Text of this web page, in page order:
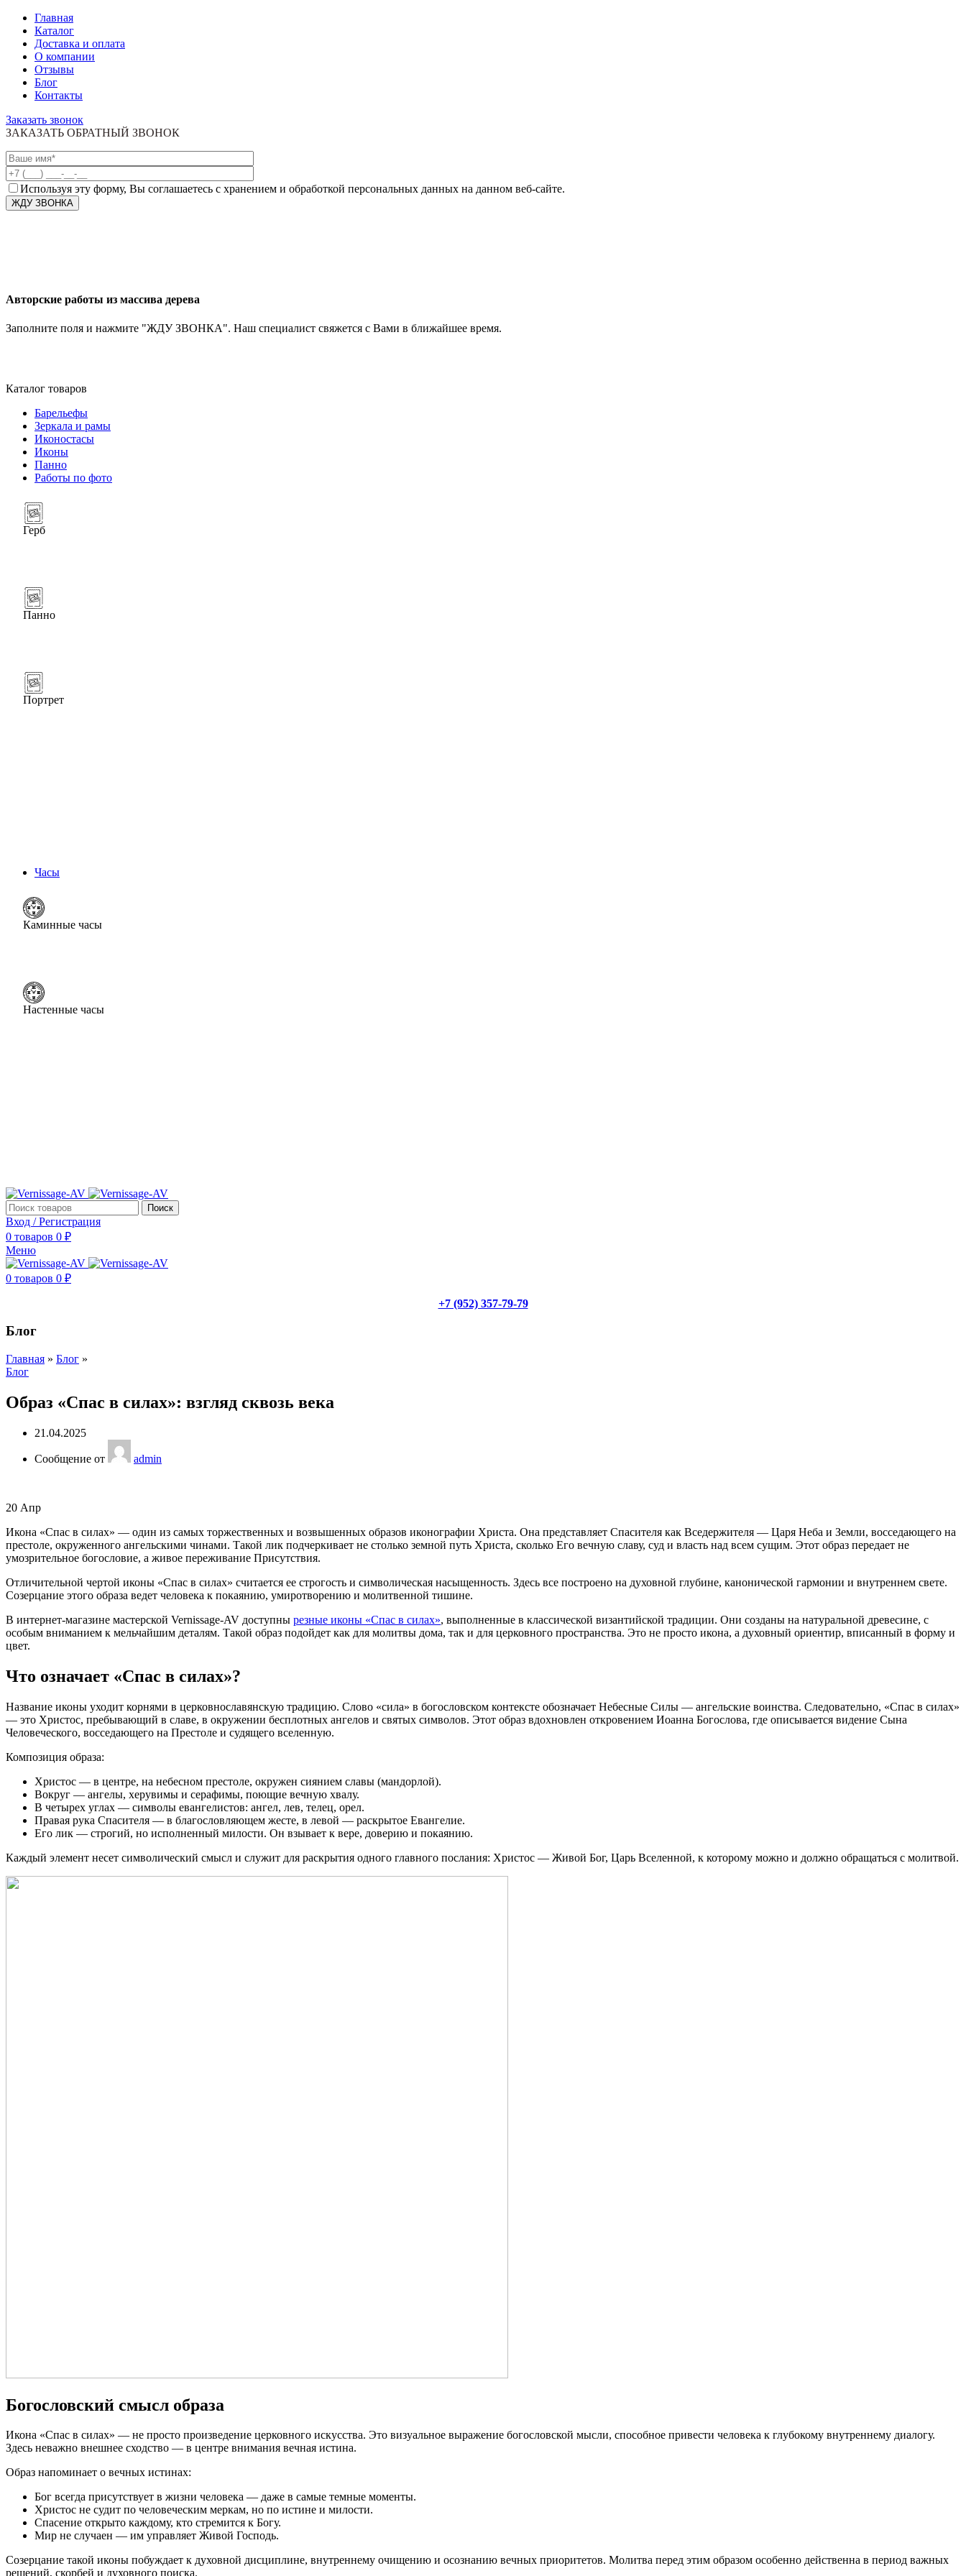
Главная
Каталог
Доставка и оплата
О компании
Отзывы
Блог
Контакты
Заказать звонок
ЗАКАЗАТЬ ОБРАТНЫЙ ЗВОНОК
Используя эту форму, Вы соглашаетесь с хранением и обработкой персональных данных на данном веб-сайте.
Авторские работы из массива дерева
Заполните поля и нажмите "ЖДУ ЗВОНКА". Наш специалист свяжется с Вами в ближайшее время.
Каталог товаров
Барельефы
Зеркала и рамы
Иконостасы
Иконы
Панно
Работы по фото
Герб
Панно
Портрет
Часы
Каминные часы
Настенные часы
Поиск
Вход / Регистрация
0 товаров 0 ₽
Меню
0 товаров 0 ₽
+7 (952) 357-79-79
Блог
Главная » Блог »
Блог
Образ «Спас в силах»: взгляд сквозь века
21.04.2025
Сообщение от admin
20 Апр
Икона «Спас в силах» — один из самых торжественных и возвышенных образов иконографии Христа. Она представляет Спасителя как Вседержителя — Царя Неба и Земли, восседающего на
престоле, окруженного ангельскими чинами. Такой лик подчеркивает не столько земной путь Христа, сколько Его вечную славу, суд и власть над всем сущим. Этот образ передает не
умозрительное богословие, а живое переживание Присутствия.
Отличительной чертой иконы «Спас в силах» считается ее строгость и символическая насыщенность. Здесь все построено на духовной глубине, канонической гармонии и внутреннем свете.
Созерцание этого образа ведет человека к покаянию, умиротворению и молитвенной тишине.
В интернет-магазине мастерской Vernissage-AV доступны резные иконы «Спас в силах», выполненные в классической византийской традиции. Они созданы на натуральной древесине, с
особым вниманием к мельчайшим деталям. Такой образ подойдет как для молитвы дома, так и для церковного пространства. Это не просто икона, а духовный ориентир, вписанный в форму и
цвет.
Что означает «Спас в силах»?
Название иконы уходит корнями в церковнославянскую традицию. Слово «сила» в богословском контексте обозначает Небесные Силы — ангельские воинства. Следовательно, «Спас в силах»
— это Христос, пребывающий в славе, в окружении бесплотных ангелов и святых символов. Этот образ вдохновлен откровением Иоанна Богослова, где описывается видение Сына
Человеческого, восседающего на Престоле и судящего вселенную.
Композиция образа:
Христос — в центре, на небесном престоле, окружен сиянием славы (мандорлой).
Вокруг — ангелы, херувимы и серафимы, поющие вечную хвалу.
В четырех углах — символы евангелистов: ангел, лев, телец, орел.
Правая рука Спасителя — в благословляющем жесте, в левой — раскрытое Евангелие.
Его лик — строгий, но исполненный милости. Он взывает к вере, доверию и покаянию.
Каждый элемент несет символический смысл и служит для раскрытия одного главного послания: Христос — Живой Бог, Царь Вселенной, к которому можно и должно обращаться с молитвой.
Богословский смысл образа
Икона «Спас в силах» — не просто произведение церковного искусства. Это визуальное выражение богословской мысли, способное привести человека к глубокому внутреннему диалогу.
Здесь неважно внешнее сходство — в центре внимания вечная истина.
Образ напоминает о вечных истинах:
Бог всегда присутствует в жизни человека — даже в самые темные моменты.
Христос не судит по человеческим меркам, но по истине и милости.
Спасение открыто каждому, кто стремится к Богу.
Мир не случаен — им управляет Живой Господь.
Созерцание такой иконы побуждает к духовной дисциплине, внутреннему очищению и осознанию вечных приоритетов. Молитва перед этим образом особенно действенна в период важных
решений, скорбей и духовного поиска.